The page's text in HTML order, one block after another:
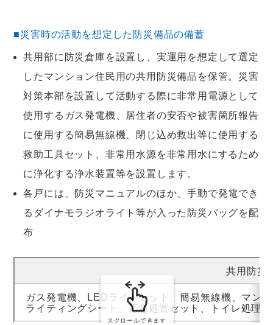
■災害時の活動を想定した防災備品の備蓄
共用部に防災倉庫を設置し、実運用を想定して選定
したマンション住民用の共用防災備品を保管。災害
対策本部を設置して活動する際に非常用電源として
使用するガス発電機、居住者の安否や被害箇所報告
に使用する簡易無線機、閉じ込め救出等に使用する
救助工具セット、非常用水源を非常用水にするため
に浄化する浄水装置等を設置します。
各戸には、防災マニュアルのほか、手動で発電でき
るダイナモラジオライト等が入った防災バッグを配
布
共用防災
ガス発電機、LEDライトセット、簡易無線機、マン
ライティングシート、応急処置セット、トイレ処理
スクロールできます